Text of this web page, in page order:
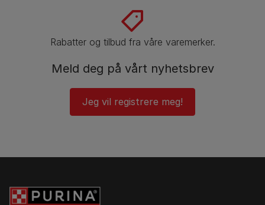
Rabatter og tilbud fra våre varemerker.
Meld deg på vårt nyhetsbrev
Jeg vil registrere meg!